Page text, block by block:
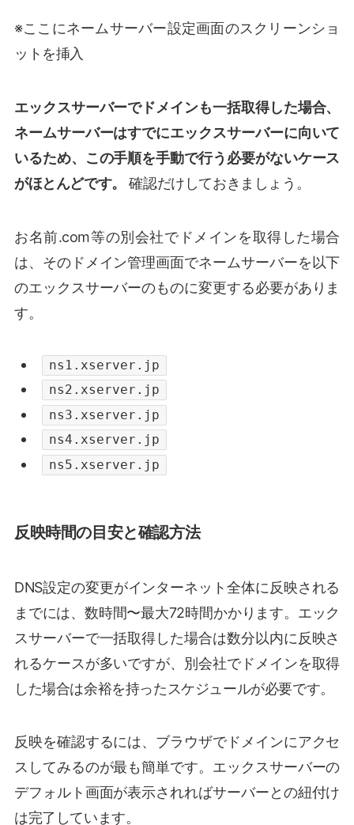
※ここにネームサーバー設定画面のスクリーンショ
ットを挿入
エックスサーバーでドメインも一括取得した場合、
ネームサーバーはすでにエックスサーバーに向いて
いるため、この手順を手動で行う必要がないケース
がほとんどです。
確認だけしておきましょう。
お名前.com等の別会社でドメインを取得した場合
は、そのドメイン管理画面でネームサーバーを以下
のエックスサーバーのものに変更する必要がありま
す。
ns1.xserver.jp
ns2.xserver.jp
ns3.xserver.jp
ns4.xserver.jp
ns5.xserver.jp
反映時間の目安と確認方法
DNS設定の変更がインターネット全体に反映される
までには、数時間〜最大72時間かかります。エック
スサーバーで一括取得した場合は数分以内に反映さ
れるケースが多いですが、別会社でドメインを取得
した場合は余裕を持ったスケジュールが必要です。
反映を確認するには、ブラウザでドメインにアクセ
スしてみるのが最も簡単です。エックスサーバーの
デフォルト画面が表示されればサーバーとの紐付け
は完了しています。